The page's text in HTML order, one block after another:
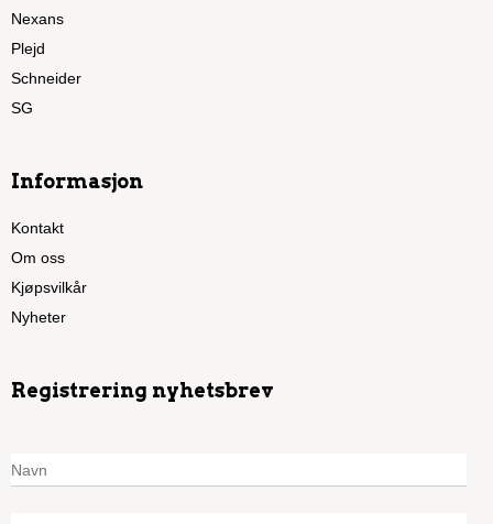
Nexans
Plejd
Schneider
SG
Informasjon
Kontakt
Om oss
Kjøpsvilkår
Nyheter
Registrering nyhetsbrev